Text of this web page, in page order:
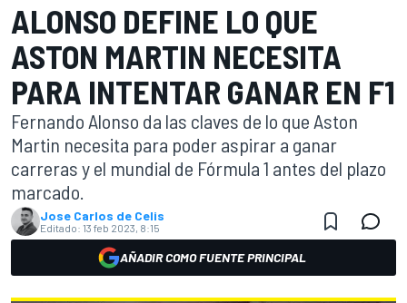
ALONSO DEFINE LO QUE
ASTON MARTIN NECESITA
PARA INTENTAR GANAR EN F1
Fernando Alonso da las claves de lo que Aston
Martin necesita para poder aspirar a ganar
carreras y el mundial de Fórmula 1 antes del plazo
marcado.
Jose Carlos de Celis
Editado: 13 feb 2023, 8:15
AÑADIR COMO FUENTE PRINCIPAL